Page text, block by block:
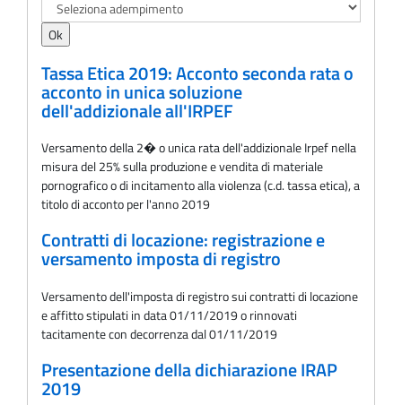
Tassa Etica 2019: Acconto seconda rata o
acconto in unica soluzione
dell'addizionale all'IRPEF
Versamento della 2� o unica rata dell'addizionale Irpef nella
misura del 25% sulla produzione e vendita di materiale
pornografico o di incitamento alla violenza (c.d. tassa etica), a
titolo di acconto per l'anno 2019
Contratti di locazione: registrazione e
versamento imposta di registro
Versamento dell'imposta di registro sui contratti di locazione
e affitto stipulati in data 01/11/2019 o rinnovati
tacitamente con decorrenza dal 01/11/2019
Presentazione della dichiarazione IRAP
2019